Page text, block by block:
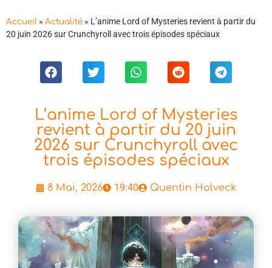
Accueil » Actualité » L’anime Lord of Mysteries revient à partir du
20 juin 2026 sur Crunchyroll avec trois épisodes spéciaux
L’anime Lord of Mysteries
revient à partir du 20 juin
2026 sur Crunchyroll avec
trois épisodes spéciaux
8 Mai, 2026 19:40 Quentin Holveck